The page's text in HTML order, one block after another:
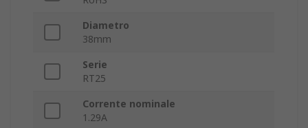
Diametro
38mm
Serie
RT25
Corrente nominale
1.29A